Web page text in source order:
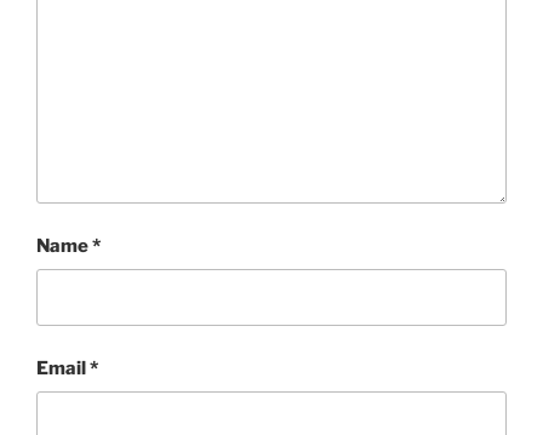
Name*
Email*